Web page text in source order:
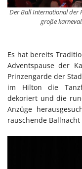
Der Ball International der
große
Es hat bereits
Adventspause der
Prinzengarde der
im Hilton die
dekoriert und die
Anzüge
rauschende